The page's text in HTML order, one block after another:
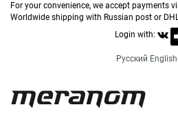
For your convenience, we accept payments
Worldwide shipping with Russian post or
Login with:
Русский English